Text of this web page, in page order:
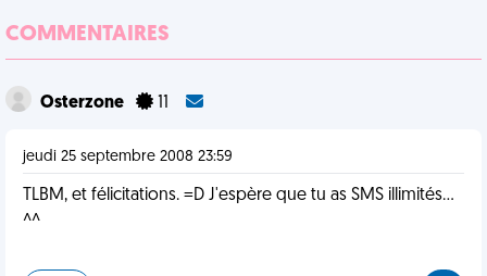
COMMENTAIRES
Osterzone
jeudi 25 septembre 2008 23:59
TLBM, et félicitations. =D J'espère que tu as SMS illimités...
^^